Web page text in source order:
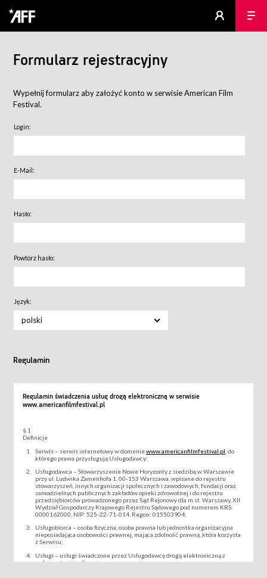
Formularz rejestracyjny
Wypełnij formularz aby założyć konto w serwisie American Film
Festival.
Login:
E-Mail:
Hasło:
Powtórz hasło:
Język:
polski
Regulamin
Regulamin świadczenia usług drogą elektroniczną w serwisie
www.americanfilmfestival.pl
§ 1
Definicje
Serwis – serwis internetowy w domeniewww.americanfilmfestival.pl , do
którego prawa przysługują Usługodawcy;
Usługodawca – Stowarzyszenie Nowe Horyzonty z siedzibą w Warszawie
przy ul. Ludwika Zamenhofa 1, 00-153 Warszawa, wpisane do rejestru
stowarzyszeń, innych organizacji społecznych i zawodowych, fundacji oraz
samodzielnych publicznych zakładów opieki zdrowotnej i do rejestru
przedsiębiorców prowadzonego przez Sąd Rejonowy dla m.st. Warszawy, XII
Wydział Gospodarczy Krajowego Rejestru Sądowego pod numerem KRS:
0000162000, NIP: 525-22-71-014, Regon: 015503904;
Usługobiorca – osoba fizyczna, osoba prawna lub jednostka organizacyjna
nieposiadająca osobowości prawnej, mająca zdolność prawną, która korzysta
z Serwisu;
Usługi – usługi świadczone przez Usługodawcę drogą elektroniczną z
wykorzystaniem Serwisu;